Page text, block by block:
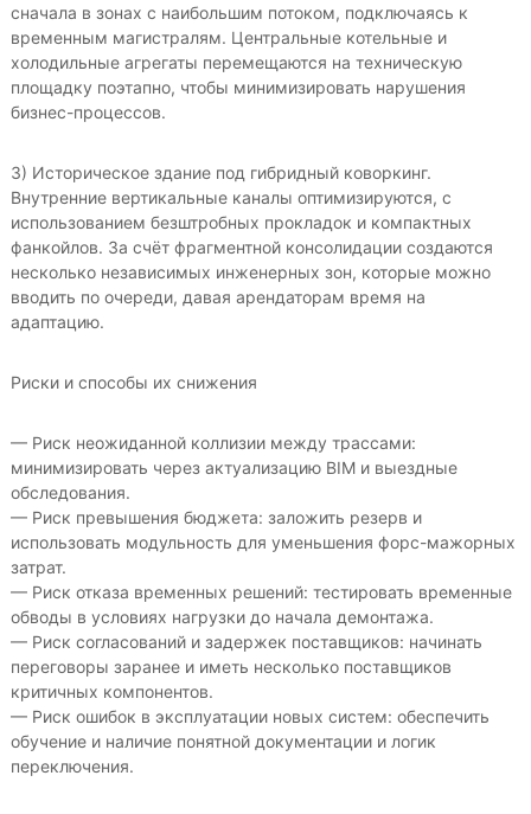
сначала в зонах с наибольшим потоком, подключаясь к
временным магистралям. Центральные котельные и
холодильные агрегаты перемещаются на техническую
площадку поэтапно, чтобы минимизировать нарушения
бизнес-процессов.
3) Историческое здание под гибридный коворкинг.
Внутренние вертикальные каналы оптимизируются, с
использованием безштробных прокладок и компактных
фанкойлов. За счёт фрагментной консолидации создаются
несколько независимых инженерных зон, которые можно
вводить по очереди, давая арендаторам время на
адаптацию.
Риски и способы их снижения
— Риск неожиданной коллизии между трассами:
минимизировать через актуализацию BIM и выездные
обследования.
— Риск превышения бюджета: заложить резерв и
использовать модульность для уменьшения форс-мажорных
затрат.
— Риск отказа временных решений: тестировать временные
обводы в условиях нагрузки до начала демонтажа.
— Риск согласований и задержек поставщиков: начинать
переговоры заранее и иметь несколько поставщиков
критичных компонентов.
— Риск ошибок в эксплуатации новых систем: обеспечить
обучение и наличие понятной документации и логик
переключения.